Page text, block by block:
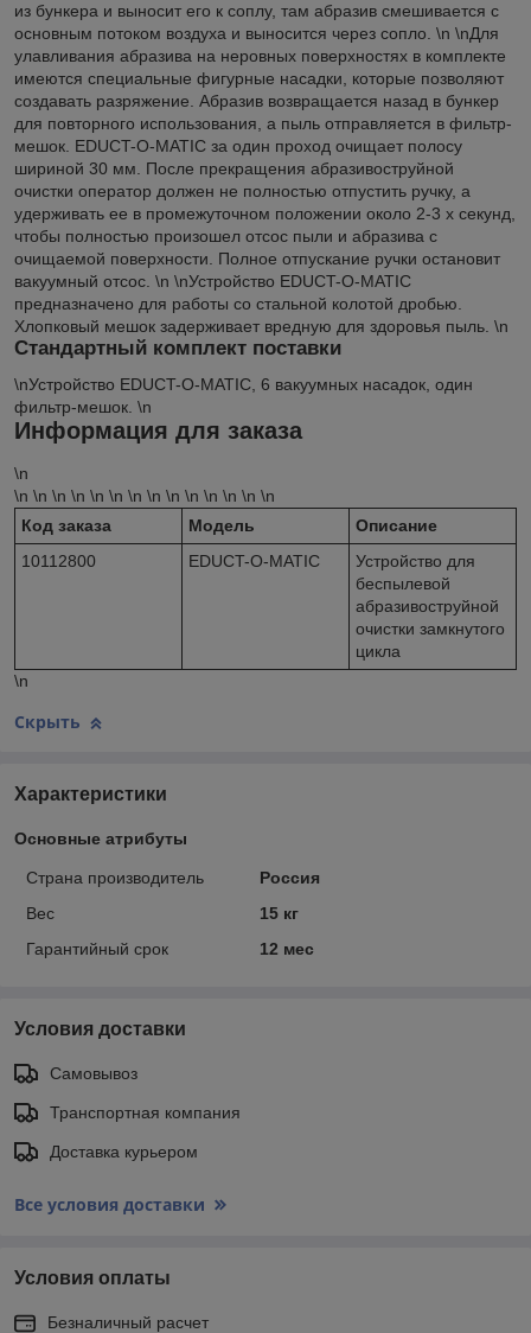
из бункера и выносит его к соплу, там абразив смешивается с
основным потоком воздуха и выносится через сопло. \n \nДля
улавливания абразива на неровных поверхностях в комплекте
имеются специальные фигурные насадки, которые позволяют
создавать разряжение. Абразив возвращается назад в бункер
для повторного использования, а пыль отправляется в фильтр-
мешок. EDUCT-O-MATIC за один проход очищает полосу
шириной 30 мм. После прекращения абразивоструйной
очистки оператор должен не полностью отпустить ручку, а
удерживать ее в промежуточном положении около 2-3 х секунд,
чтобы полностью произошел отсос пыли и абразива с
очищаемой поверхности. Полное отпускание ручки остановит
вакуумный отсос. \n \nУстройство EDUCT-O-MATIC
предназначено для работы со стальной колотой дробью.
Хлопковый мешок задерживает вредную для здоровья пыль. \n
Стандартный комплект поставки
\nУстройство EDUCT-O-MATIC, 6 вакуумных насадок, один
фильтр-мешок. \n
Информация для заказа
\n
\n \n \n \n \n \n \n \n \n \n \n \n \n \n
Код заказа
Модель
Описание
10112800
EDUCT-O-MATIC
Устройство для
беспылевой
абразивоструйной
очистки замкнутого
цикла
\n
Скрыть
Характеристики
Основные атрибуты
Страна производитель
Россия
Вес
15 кг
Гарантийный срок
12 мес
Условия доставки
Самовывоз
Транспортная компания
Доставка курьером
Все условия доставки
Условия оплаты
Безналичный расчет